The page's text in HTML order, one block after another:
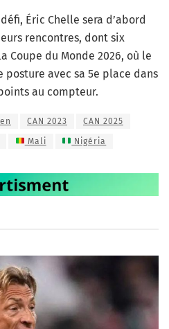
Éric Chelle sera d’abord
rencontres, dont six
Coupe du Monde 2026, où le
posture avec sa 5e place dans
au compteur.
CAN 2023 CAN 2025
Mali Nigéria